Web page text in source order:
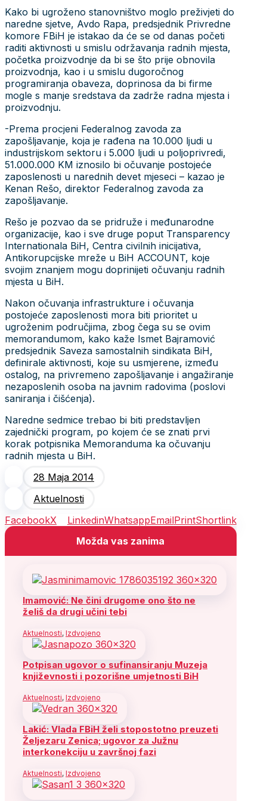
Kako bi ugroženo stanovništvo moglo preživjeti do
naredne sjetve, Avdo Rapa, predsjednik Privredne
komore FBiH je istakao da će se od danas početi
raditi aktivnosti u smislu održavanja radnih mjesta,
početka proizvodnje da bi se što prije obnovila
proizvodnja, kao i u smislu dugoročnog
programiranja obaveza, doprinosa da bi firme
mogle s manje sredstava da zadrže radna mjesta i
proizvodnju.
-Prema procjeni Federalnog zavoda za
zapošljavanje, koja je rađena na 10.000 ljudi u
industrijskom sektoru i 5.000 ljudi u poljoprivredi,
51.000.000 KM iznosilo bi očuvanje postojeće
zaposlenosti u narednih devet mjeseci – kazao je
Kenan Rešo, direktor Federalnog zavoda za
zapošljavanje.
Rešo je pozvao da se pridruže i međunarodne
organizacije, kao i sve druge poput Transparency
Internationala BiH, Centra civilnih inicijativa,
Antikorupcijske mreže u BiH ACCOUNT, koje
svojim znanjem mogu doprinijeti očuvanju radnih
mjesta u BiH.
Nakon očuvanja infrastrukture i očuvanja
postojeće zaposlenosti mora biti prioritet u
ugroženim područjima, zbog čega su se ovim
memorandumom, kako kaže Ismet Bajramović
predsjednik Saveza samostalnih sindikata BiH,
definirale aktivnosti, koje su usmjerene, između
ostalog, na privremeno zapošljavanje i angažiranje
nezaposlenih osoba na javnim radovima (poslovi
saniranja i čišćenja).
Naredne sedmice trebao bi biti predstavljen
zajednički program, po kojem će se znati prvi
korak potpisnika Memoranduma ka očuvanju
radnih mjesta u BiH.
28 Maja 2014
Aktuelnosti
FacebookX LinkedinWhatsappEmailPrintShortlink
Možda vas zanima
Imamović: Ne čini drugome ono što ne
želiš da drugi učini tebi
Aktuelnosti, Izdvojeno
Potpisan ugovor o sufinansiranju Muzeja
književnosti i pozorišne umjetnosti BiH
Aktuelnosti, Izdvojeno
Lakić: Vlada FBiH želi stopostotno preuzeti
Željezaru Zenica; ugovor za Južnu
interkonekciju u završnoj fazi
Aktuelnosti, Izdvojeno